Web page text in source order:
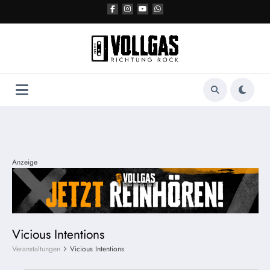
Anzeige
Vicious Intentions
Veranstaltungen Vicious Intentions